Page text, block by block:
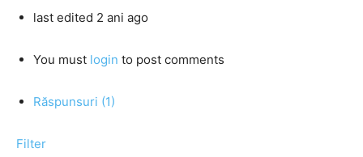
last edited 2 ani ago
You must login to post comments
Răspunsuri (1)
Filter